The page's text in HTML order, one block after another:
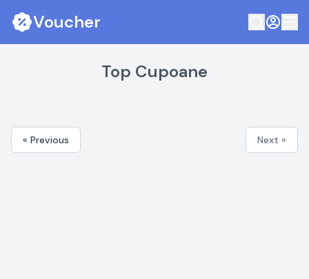
Voucher
Top Cupoane
« Previous Next »